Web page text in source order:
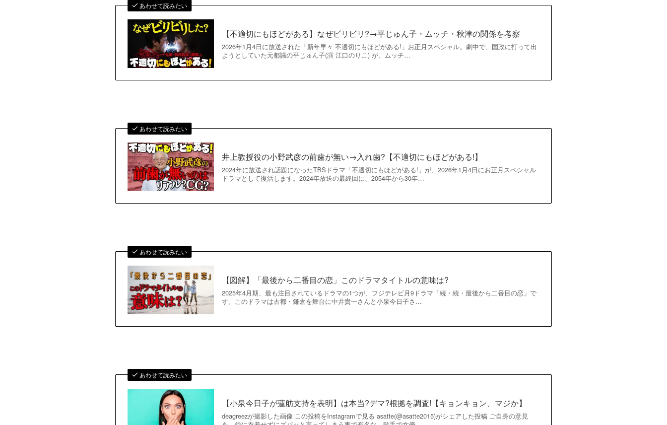
あわせて読みたい
【不適切にもほどがある】なぜビリビリ?→平じゅん子・ムッチ・秋津の関係を考察
2026年1月4日に放送された「新年早々 不適切にもほどがある!」お正月スペシャル。劇中で、国政に打って出
ようとしていた元都議の平じゅん子(演 江口のりこ) が、ムッチ…
あわせて読みたい
井上教授役の小野武彦の前歯が無い→入れ歯?【不適切にもほどがある!】
2024年に放送され話題になったTBSドラマ「不適切にもほどがある!」が、2026年1月4日にお正月スペシャル
ドラマとして復活します。2024年放送の最終回に、2054年から30年…
あわせて読みたい
【図解】「最後から二番目の恋」このドラマタイトルの意味は?
2025年4月期、最も注目されているドラマの1つが、フジテレビ月9ドラマ「続・続・最後から二番目の恋」で
す。このドラマは古都・鎌倉を舞台に中井貴一さんと小泉今日子さ…
あわせて読みたい
【小泉今日子が蓮舫支持を表明】は本当?デマ?根拠を調査!【キョンキョン、マジか】
deagreezが撮影した画像 この投稿をInstagramで見る asatte(@asatte2015)がシェアした投稿 ご自身の意見